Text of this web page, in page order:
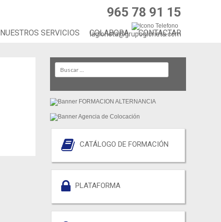
965 78 91 15
laglorieta@grupoglorieta.com
CONTACTAR
COLABORA
NUESTROS SERVICIOS
CATÁLOGO DE FORMACIÓN
PLATAFORMA